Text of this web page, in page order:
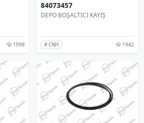
1998
84073457
DEPO BOŞALTICI KAYIŞ
# CNH 1942